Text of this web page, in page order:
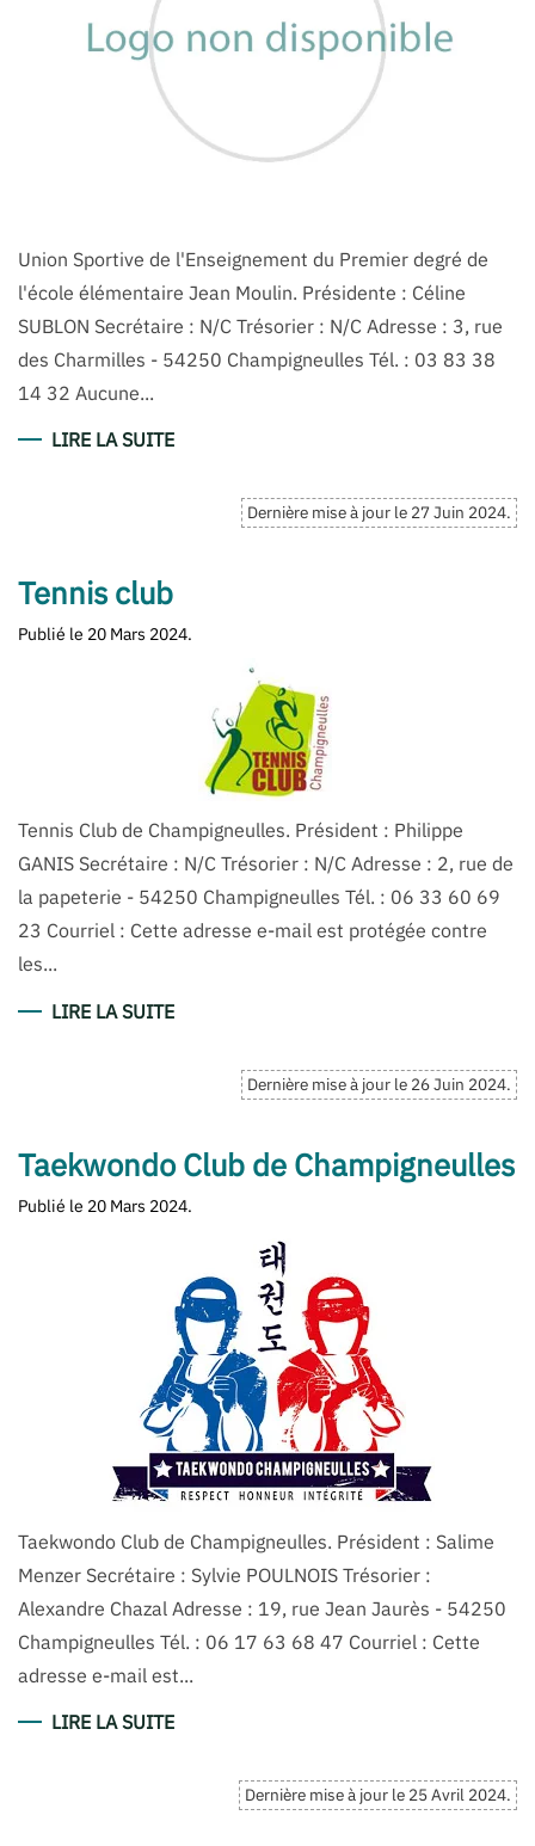
Union Sportive de l'Enseignement du Premier degré de
l'école élémentaire Jean Moulin. Présidente : Céline
SUBLON Secrétaire : N/C Trésorier : N/C Adresse : 3, rue
des Charmilles - 54250 Champigneulles Tél. : 03 83 38
14 32 Aucune...
LIRE LA SUITE
Dernière mise à jour le 27 Juin 2024.
Tennis club
Publié le 20 Mars 2024.
Tennis Club de Champigneulles. Président : Philippe
GANIS Secrétaire : N/C Trésorier : N/C Adresse : 2, rue de
la papeterie - 54250 Champigneulles Tél. : 06 33 60 69
23 Courriel : Cette adresse e-mail est protégée contre
les...
LIRE LA SUITE
Dernière mise à jour le 26 Juin 2024.
Taekwondo Club de Champigneulles
Publié le 20 Mars 2024.
Taekwondo Club de Champigneulles. Président : Salime
Menzer Secrétaire : Sylvie POULNOIS Trésorier :
Alexandre Chazal Adresse : 19, rue Jean Jaurès - 54250
Champigneulles Tél. : 06 17 63 68 47 Courriel : Cette
adresse e-mail est...
LIRE LA SUITE
Dernière mise à jour le 25 Avril 2024.